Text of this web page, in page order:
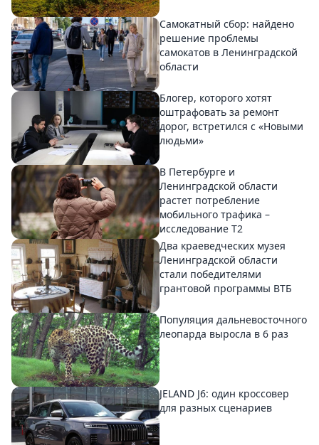
Самокатный сбор: найдено
решение проблемы
самокатов в Ленинградской
области
Блогер, которого хотят
оштрафовать за ремонт
дорог, встретился с «Новыми
людьми»
В Петербурге и
Ленинградской области
растет потребление
мобильного трафика –
исследование T2
Два краеведческих музея
Ленинградской области
стали победителями
грантовой программы ВТБ
Популяция дальневосточного
леопарда выросла в 6 раз
JELAND J6: один кроссовер
для разных сценариев